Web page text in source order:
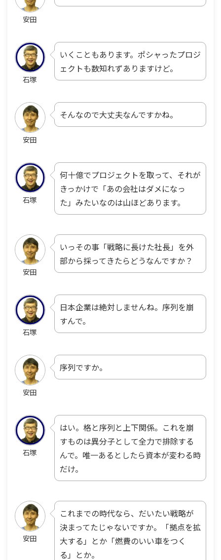
安田
石塚
いくこともあります。ポシャったプロジ
ェクトも数知れずありますけど。
安田
そんなので大丈夫なんですかね。
石塚
何十億でプロジェクトを取って、それが
きっかけで「あの会社はダメになっ
た」みたいなのは山ほどあります。
安田
いっその事「戦略に長けた社長」を外
部から採ってきたらどうなんですか？
石塚
日本企業は絶対しませんね。序列を崩
すんで。
安田
序列ですか。
石塚
はい。格と序列と上下関係。これを崩
すものは異分子として全力で排除する
んで。唯一あるとしたら資本が変わる時
だけ。
安田
これまでの時代なら、だいたい戦略が
決まってたじゃないですか。「拠点を拡
大する」とか「燃費のいい車をつく
る」とか。